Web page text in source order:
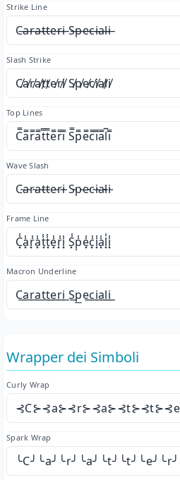
Strike Line
C̶a̶r̶a̶t̶t̶e̶r̶i̶ S̶p̶e̶c̶i̶a̶l̶i̶
Slash Strike
C̸a̸r̸a̸t̸t̸e̸r̸i̸ S̸p̸e̸c̸i̸a̸l̸i̸
Top Lines
C̿a̿r̿a̿t̿t̿e̿r̿i̿ S̿p̿e̿c̿i̿a̿l̿i̿
Wave Slash
C̴a̴r̴a̴t̴t̴e̴r̴i̴ S̴p̴e̴c̴i̴a̴l̴i̴
Frame Line
C͓̾a͓̾r͓̾a͓̾t͓̾t͓̾e͓̾r͓̾i͓̾ S͓̾p͓̾e͓̾c͓̾i͓̾a͓̾l͓̾i͓̾
Macron Underline
C͟a͟r͟a͟t͟t͟e͟r͟i͟ S͟p͟e͟c͟i͟a͟l͟i͟
Wrapper dei Simboli
Curly Wrap
Spark Wrap